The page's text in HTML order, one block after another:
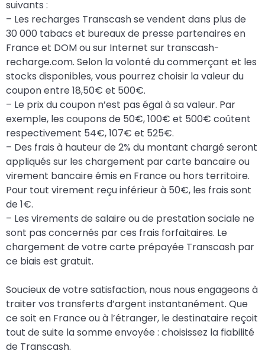
suivants :
– Les recharges Transcash se vendent dans plus de
30 000 tabacs et bureaux de presse partenaires en
France et DOM ou sur Internet sur transcash-
recharge.com. Selon la volonté du commerçant et les
stocks disponibles, vous pourrez choisir la valeur du
coupon entre 18,50€ et 500€.
– Le prix du coupon n’est pas égal à sa valeur. Par
exemple, les coupons de 50€, 100€ et 500€ coûtent
respectivement 54€, 107€ et 525€.
– Des frais à hauteur de 2% du montant chargé seront
appliqués sur les chargement par carte bancaire ou
virement bancaire émis en France ou hors territoire.
Pour tout virement reçu inférieur à 50€, les frais sont
de 1€.
– Les virements de salaire ou de prestation sociale ne
sont pas concernés par ces frais forfaitaires. Le
chargement de votre carte prépayée Transcash par
ce biais est gratuit.
Soucieux de votre satisfaction, nous nous engageons à
traiter vos transferts d’argent instantanément. Que
ce soit en France ou à l’étranger, le destinataire reçoit
tout de suite la somme envoyée : choisissez la fiabilité
de Transcash.